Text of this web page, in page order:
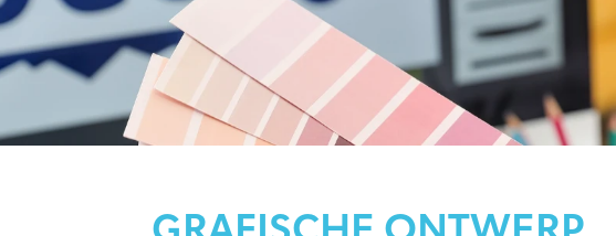
GRAFISCHE ONTWERP